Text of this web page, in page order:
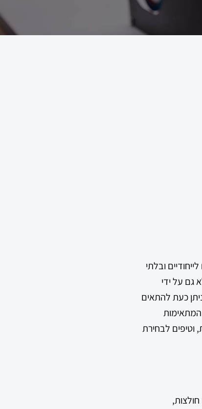
ובלתי
גם על ידי
כעת להתאים
המתאימות
לבחירת